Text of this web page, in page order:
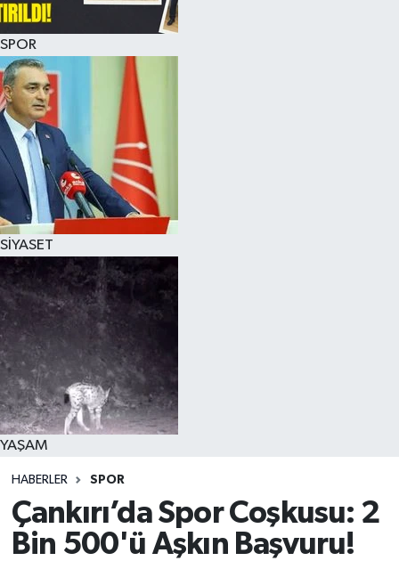
SPOR
SİYASET
YAŞAM
HABERLER SPOR
Çankırı’da Spor Coşkusu: 2
Bin 500'ü Aşkın Başvuru!